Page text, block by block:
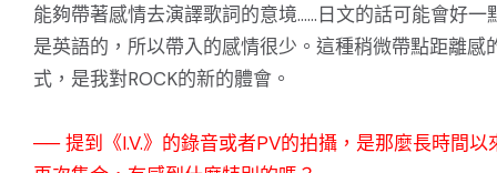
能夠帶著感情去演譯歌詞的意境……日文的話可能會好一
是英語的，所以帶入的感情很少。這種稍微帶點距離感
式，是我對ROCK的新的體會。
── 提到《I.V.》的錄音或者PV的拍攝，是那麼長時間以